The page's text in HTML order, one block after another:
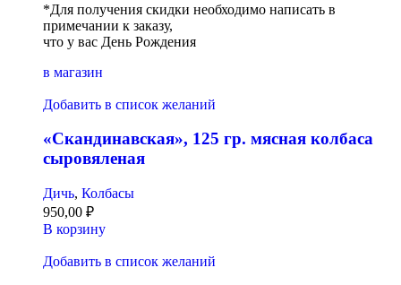
*Для получения скидки необходимо написать в
примечании к заказу,
что у вас День Рождения
в магазин
Добавить в список желаний
«Скандинавская», 125 гр. мясная колбаса
сыровяленая
Дичь, Колбасы
950,00 ₽
В корзину
Добавить в список желаний